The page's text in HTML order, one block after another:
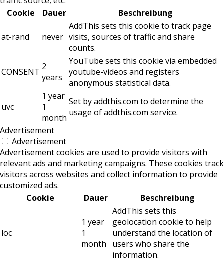
Cookie
Dauer Beschreibung
at-rand never
AddThis sets this cookie to track page
visits, sources of traffic and share
counts.
CONSENT 2
years
YouTube sets this cookie via embedded
youtube-videos and registers
anonymous statistical data.
uvc
1 year
1
month
Set by addthis.com to determine the
usage of addthis.com service.
Advertisement
Advertisement
Advertisement cookies are used to provide visitors with
relevant ads and marketing campaigns. These cookies track
visitors across websites and collect information to provide
customized ads.
Cookie
Dauer Beschreibung
loc
1 year
1
month
AddThis sets this
geolocation cookie to help
understand the location of
users who share the
information.